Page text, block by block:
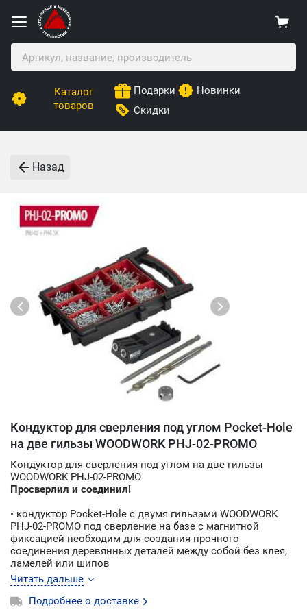
Каталог
товаров
Подарки
Новинки
Скидки
Назад
Кондуктор для сверления под углом Pocket-Hole
на две гильзы WOODWORK PHJ-02-PROMO
Кондуктор для сверления под углом на две гильзы
WOODWORK PHJ-02-PROMO
Просверлил и соединил!
• кондуктор Pocket-Hole с двумя гильзами WOODWORK
PHJ-02-PROMO под сверление на базе с магнитной
фиксацией необходим для создания прочного
соединения деревянных деталей между собой без клея,
ламелей или шипов
• прочный корпус кондуктора Pocket-Hole изготовлен из
армированного стекловолокном нейлона
• WOODWORK PHJ-02 подходит как для создания новых
Читать дальше
Подробнее о доставке